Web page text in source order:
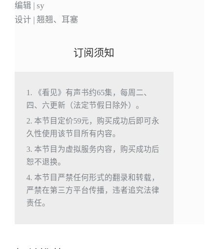
编辑 | sy
设计 | 翘翘、耳塞
订阅须知
1. 《看见》有声书约65集，每周二、
四、六更新（法定节假日除外）。
2. 本节目定价59元，购买成功后即可永
久性使用该节目所有内容。
3. 本节目为虚拟服务内容，购买成功后
恕不退换。
4. 本节目严禁任何形式的翻录和转载，
严禁在第三方平台传播，违者追究法律
责任。